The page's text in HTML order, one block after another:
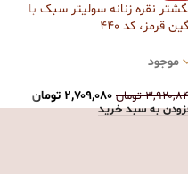
نقره زنانه سولیتر سبک با
قرمز، کد 440
موجود
تومان ۲,۷۰۹,۰۸۰ تومان
به سبد خرید